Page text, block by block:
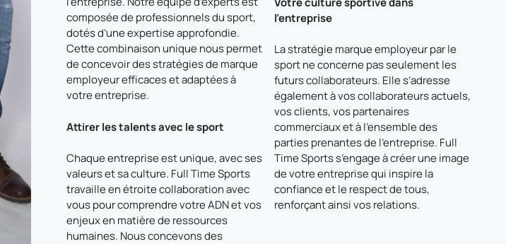
composée de professionnels du sport,
dotés d’une expertise approfondie.
Cette combinaison unique nous permet
de concevoir des stratégies de marque
employeur efficaces et adaptées à
votre entreprise.
Attirer les talents avec le sport
Chaque entreprise est unique, avec ses
valeurs et sa culture. Full Time Sports
travaille en étroite collaboration avec
vous pour comprendre votre ADN et vos
enjeux en matière de ressources
humaines. Nous concevons des
l’entreprise
La stratégie marque employeur par le
sport ne concerne pas seulement les
futurs collaborateurs. Elle s’adresse
également à vos collaborateurs actuels,
vos clients, vos partenaires
commerciaux et à l’ensemble des
parties prenantes de l’entreprise. Full
Time Sports s’engage à créer une image
de votre entreprise qui inspire la
confiance et le respect de tous,
renforçant ainsi vos relations.